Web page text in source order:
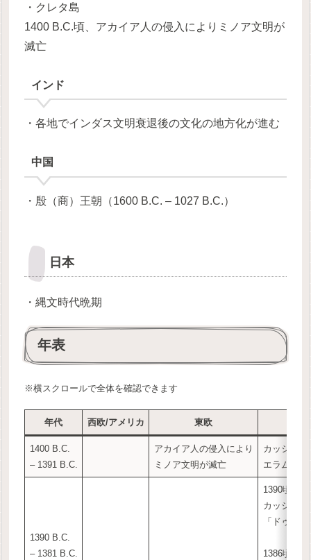
・クレタ島
1400 B.C.頃、アカイア人の侵入によりミノア文明が
滅亡
インド
・各地でインダス文明衰退後の文化の地方化が進む
中国
・殷（商）王朝（1600 B.C. – 1027 B.C.）
日本
・縄文時代晩期
年表
※横スクロールで全体を確認できます
年代 西欧/アメリカ 東欧
1400 B.C.
– 1391 B.C.
アカイア人の侵入により
ミノア文明が滅亡
カッシー
エラムの都
1390 B.C.
– 1381 B.C.
1390頃:
カッシー
「ドゥル
1386頃: